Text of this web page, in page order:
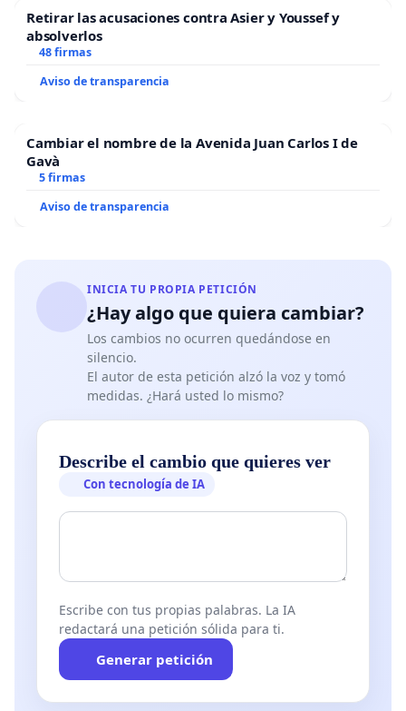
Retirar las acusaciones contra Asier y Youssef y
absolverlos
48 firmas
Aviso de transparencia
Cambiar el nombre de la Avenida Juan Carlos I de
Gavà
5 firmas
Aviso de transparencia
INICIA TU PROPIA PETICIÓN
¿Hay algo que quiera cambiar?
Los cambios no ocurren quedándose en
silencio.
El autor de esta petición alzó la voz y tomó
medidas. ¿Hará usted lo mismo?
Describe el cambio que quieres ver
Con tecnología de IA
Escribe con tus propias palabras. La IA
redactará una petición sólida para ti.
Generar petición